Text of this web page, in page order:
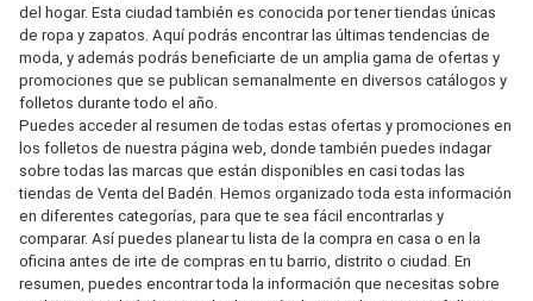
del hogar. Esta ciudad también es conocida por tener tiendas únicas
de ropa y zapatos. Aquí podrás encontrar las últimas tendencias de
moda, y además podrás beneficiarte de un amplia gama de ofertas y
promociones que se publican semanalmente en diversos catálogos y
folletos durante todo el año.
Puedes acceder al resumen de todas estas ofertas y promociones en
los folletos de nuestra página web, donde también puedes indagar
sobre todas las marcas que están disponibles en casi todas las
tiendas de Venta del Badén. Hemos organizado toda esta información
en diferentes categorías, para que te sea fácil encontrarlas y
comparar. Así puedes planear tu lista de la compra en casa o en la
oficina antes de irte de compras en tu barrio, distrito o ciudad. En
resumen, puedes encontrar toda la información que necesitas sobre